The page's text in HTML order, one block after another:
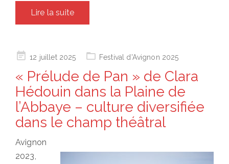
Lire la suite
Posted12 juillet 2025 Festival d'Avignon 2025
« Prélude de Pan » de Clara
Hédouin dans la Plaine de
l’Abbaye – culture diversifiée
dans le champ théâtral
Avignon
2023,